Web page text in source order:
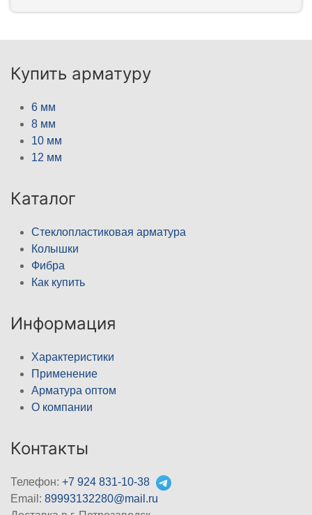
Купить арматуру
6 мм
8 мм
10 мм
12 мм
Каталог
Стеклопластиковая арматура
Колышки
Фибра
Как купить
Информация
Характеристики
Применение
Арматура оптом
О компании
Контакты
Телефон: +7 924 831-10-38
Email: 89993132280@mail.ru